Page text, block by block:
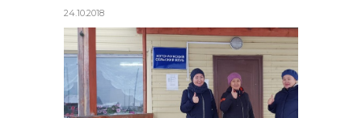
реализация неликвидов
24.10.2018